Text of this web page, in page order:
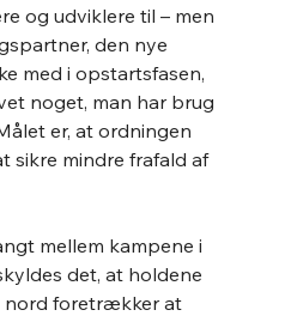
og udviklere til – men
den nye
med i opstartsfasen,
noget, man har brug
er, at ordningen
sikre mindre frafald af
mellem kampene i
det, at holdene
nord foretrækker at